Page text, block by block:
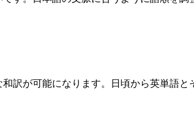
訳が可能になります。日頃から英単語と